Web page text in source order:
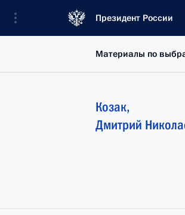
Президент России
Материалы по
Козак,
Дмитрий